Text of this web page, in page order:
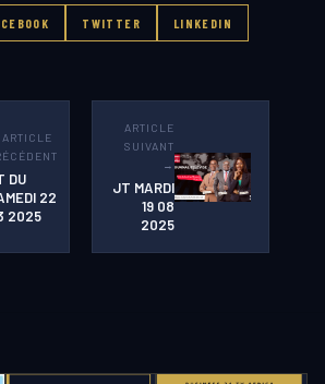
TWITTER LINKEDIN
DU
22
2025
ARTICLE
SUIVANT
→
JT MARDI
19 08
2025